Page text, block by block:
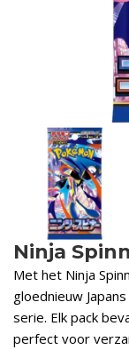
Ninja
Met het Ninja
gloednieuw
serie. Elk pack
perfect voor